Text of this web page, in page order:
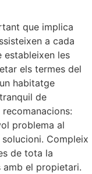
que implica
a cada
estableixen les
els termes del
habitatge
de
problema al
Compleix
de tota la
el propietari.